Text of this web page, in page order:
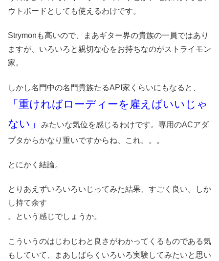
ウトボードとしても使えるわけです。
Strymonも高いので、まあギター界の貴族の一員ではあり
ますが、いろいろと親切な心をお持ちなのがストライモン
家。
しかし名門中の名門貴族たるAPI家くらいにもなると、
「重ければローディーを雇えばいいじゃ
ない」
みたいな気位を感じるわけです。専用のACアダ
プタからかなり重いですからね、これ。。。
とにかく結論。
とりあえずいろいろいじってみた結果、すごく良い。しか
し持て余す
。という感じでしょうか。
こういうのはじわじわと良さがわかってくるものである気
もしていて、まあしばらくいろいろ実験してみたいと思い